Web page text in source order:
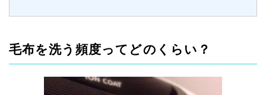
毛布を洗う頻度ってどのくらい？